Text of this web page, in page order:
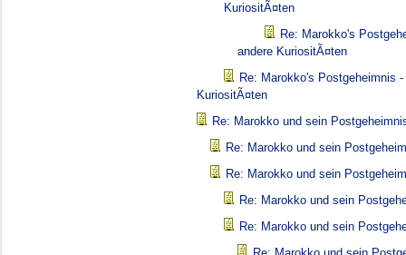
KuriositÃ¤ten
Re: Marokko's
andere KuriositÃ¤ten
Re: Marokko's Postgeheimnis -
KuriositÃ¤ten
Re: Marokko und sein
Re: Marokko und sein
Re: Marokko und sein
Re: Marokko und sein
Re: Marokko und sein